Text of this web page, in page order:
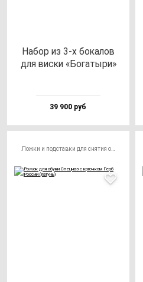
Набор из 3-х бо­ка­лов
для вис­ки «Бога­ты­ри»
39 900 руб